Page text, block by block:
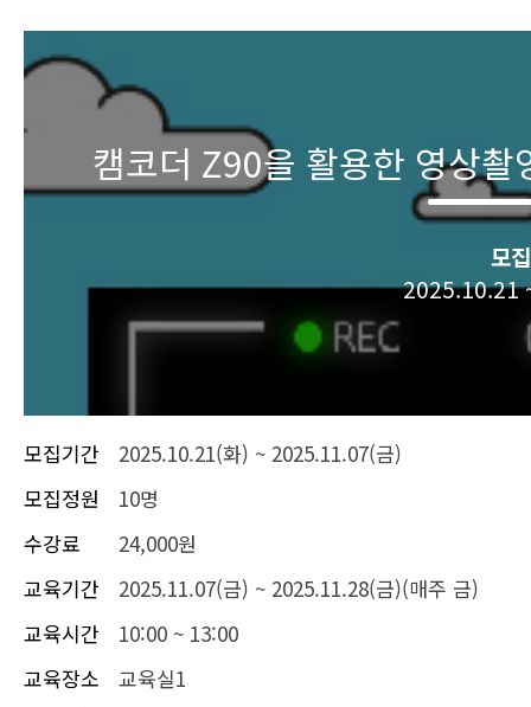
캠코더 Z90을 활용한 영상
모
2025.10.21
모집기간
2025.10.21(화) ~ 2025.11.07(금)
모집정원
10명
수강료
24,000원
교육기간
2025.11.07(금) ~ 2025.11.28(금)(매주 금)
교육시간
10:00 ~ 13:00
교육장소
교육실1